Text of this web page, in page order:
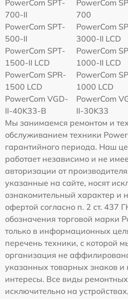
PowerCom SPT-
700-II
PowerCom
700
PowerCom SPT-
500-II
PowerCom
3000-II LCD
PowerCom SPT-
1500-II LCD
PowerCom
1000-II LCD
PowerCom SPR-
1500 LCD
PowerCom
1000 LCD
PowerCom VGD-
II-40K33-B
PowerCom
II-30K33
Мы занимаемся ремонтом и
обслуживанием техники
гарантийного периода. Наш
работает независимо и не
авторизации от
указанные на сайте, носят
ознакомительный характер и
офертой согласно п. 2 ст. 437
обозначения торговой марки
только в информационных
перечень техники, с которой
организация не
указанных товарных знаков и
интересы. Все виды
исключительно на